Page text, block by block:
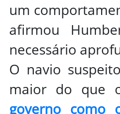
um
afirmou
necessário
O navio
maior do que
governo como